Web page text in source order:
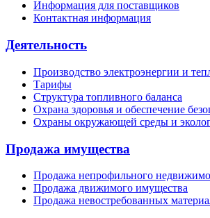
Информация для поставщиков
Контактная информация
Деятельность
Производство электроэнергии и
Тарифы
Структура топливного баланса
Охрана здоровья и обеспечение
Охраны окружающей среды и
Продажа имущества
Продажа непрофильного
Продажа движимого имущества
Продажа невостребованных